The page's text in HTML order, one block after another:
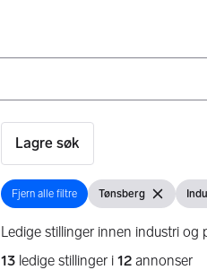
Lagre søk
Fjern alle filtre
Fjern alle filtre Vis filter
Tønsberg Fjern filter
Vis
Ledige stillinger innen industri og
13ledige stillinger i 12annonser